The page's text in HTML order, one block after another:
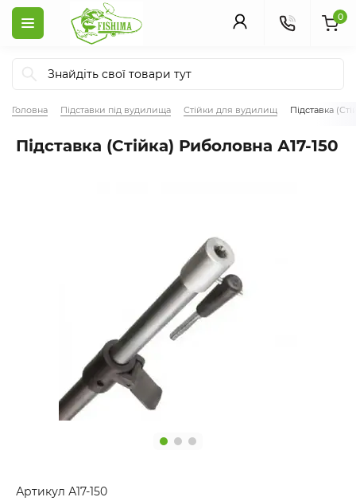
0
Головна Підставки під вудилища Стійки для вудилищ Підставка
Підставка (Стійка) Риболовна А17-150
Артикул А17-150